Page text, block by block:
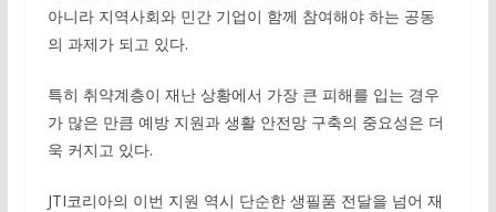
아니라 지역사회와 민간 기업이 함께 참여해야 하는 공동
의 과제가 되고 있다.
특히 취약계층이 재난 상황에서 가장 큰 피해를 입는 경우
가 많은 만큼 예방 지원과 생활 안전망 구축의 중요성은 더
욱 커지고 있다.
JTI코리아의 이번 지원 역시 단순한 생필품 전달을 넘어 재